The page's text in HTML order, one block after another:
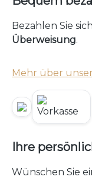
Bezahlen Sie
Überweisung.
Mehr über
Ihre
Wünschen Sie